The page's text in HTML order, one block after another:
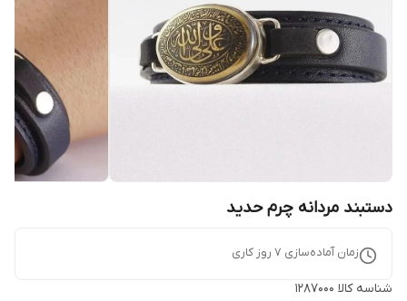
دستبند مردانه چرم حدید
زمان آماده‌سازی 7 روز کاری
شناسه کالا 1287000